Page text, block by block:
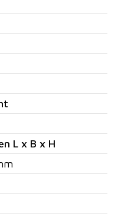
L x B x H